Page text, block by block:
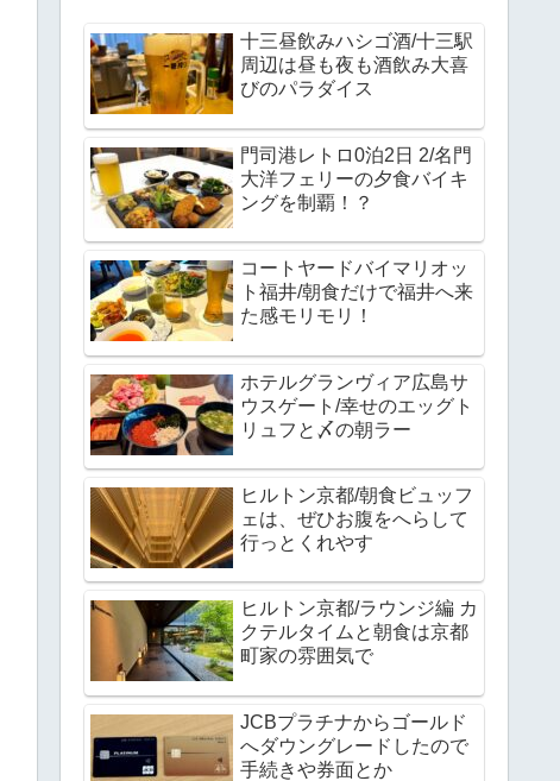
十三昼飲みハシゴ酒/十三駅
周辺は昼も夜も酒飲み大喜
びのパラダイス
門司港レトロ0泊2日 2/名門
大洋フェリーの夕食バイキ
ングを制覇！？
コートヤードバイマリオッ
ト福井/朝食だけで福井へ来
た感モリモリ！
ホテルグランヴィア広島サ
ウスゲート/幸せのエッグト
リュフと〆の朝ラー
ヒルトン京都/朝食ビュッフ
ェは、ぜひお腹をへらして
行っとくれやす
ヒルトン京都/ラウンジ編 カ
クテルタイムと朝食は京都
町家の雰囲気で
JCBプラチナからゴールド
へダウングレードしたので
手続きや券面とか